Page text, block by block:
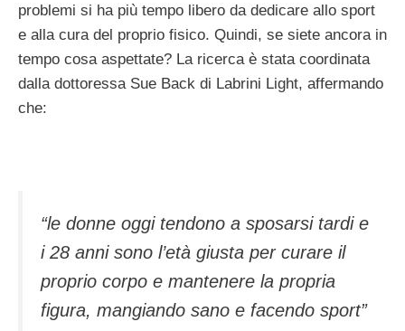
problemi si ha più tempo libero da dedicare allo sport
e alla cura del proprio fisico. Quindi, se siete ancora in
tempo cosa aspettate? La ricerca è stata coordinata
dalla dottoressa Sue Back di Labrini Light, affermando
che:
“le donne oggi tendono a sposarsi tardi e
i 28 anni sono l’età giusta per curare il
proprio corpo e mantenere la propria
figura, mangiando sano e facendo sport”